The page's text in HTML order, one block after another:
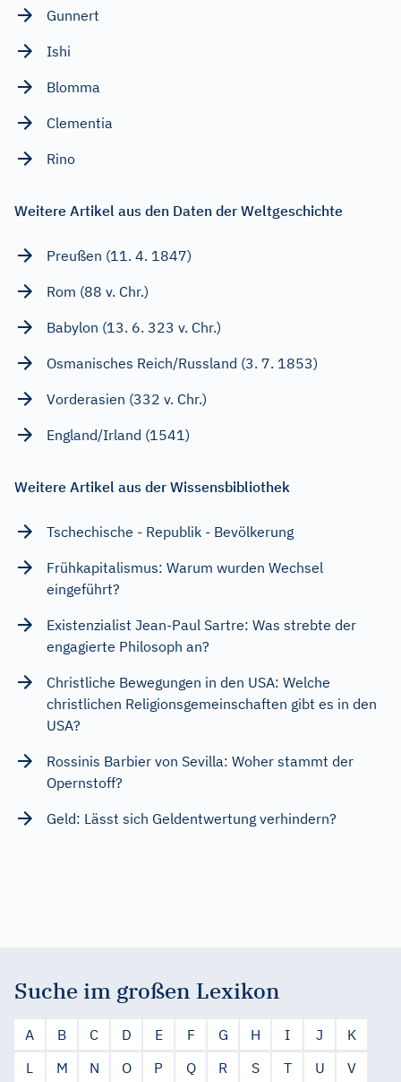
Gunnert
Ishi
Blomma
Clementia
Rino
Weitere Artikel aus den Daten der Weltgeschichte
Preußen (11. 4. 1847)
Rom (88 v. Chr.)
Babylon (13. 6. 323 v. Chr.)
Osmanisches Reich/Russland (3. 7. 1853)
Vorderasien (332 v. Chr.)
England/Irland (1541)
Weitere Artikel aus der Wissensbibliothek
Tschechische - Republik - Bevölkerung
Frühkapitalismus: Warum wurden Wechsel
eingeführt?
Existenzialist Jean-Paul Sartre: Was strebte der
engagierte Philosoph an?
Christliche Bewegungen in den USA: Welche
christlichen Religionsgemeinschaften gibt es in den
USA?
Rossinis Barbier von Sevilla: Woher stammt der
Opernstoff?
Geld: Lässt sich Geldentwertung verhindern?
Suche im großen Lexikon
A B C D E F G H I J
K
L
M N O P Q R S T U
V